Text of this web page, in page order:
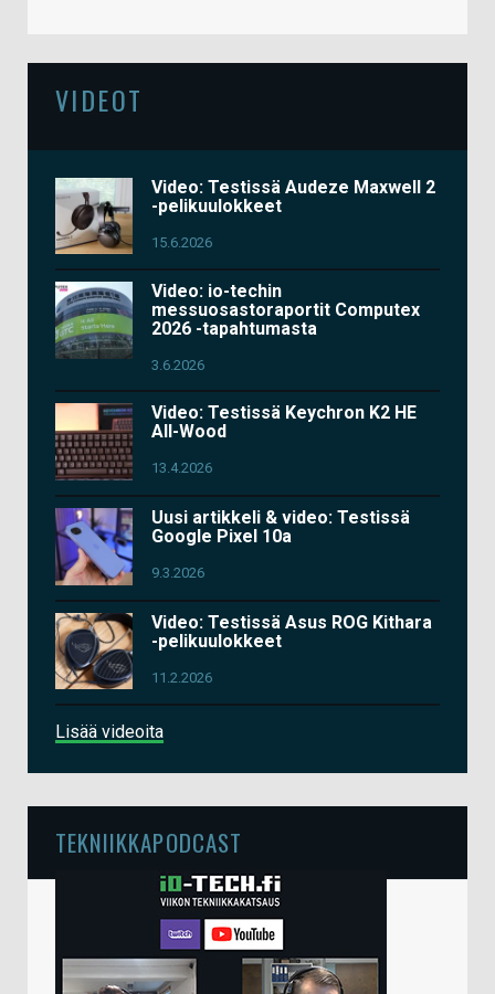
VIDEOT
Video: Testissä Audeze Maxwell 2
-pelikuulokkeet
15.6.2026
Video: io-techin
messuosastoraportit Computex
2026 -tapahtumasta
3.6.2026
Video: Testissä Keychron K2 HE
All-Wood
13.4.2026
Uusi artikkeli & video: Testissä
Google Pixel 10a
9.3.2026
Video: Testissä Asus ROG Kithara
-pelikuulokkeet
11.2.2026
Lisää videoita
TEKNIIKKAPODCAST